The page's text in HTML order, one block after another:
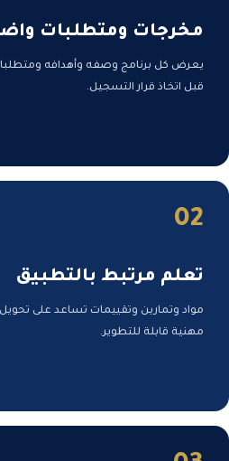
مخرجات ومتطلبات
يعرض كل برنامج وصفه وأهدافه
قبل اتخاذ قرار التسجيل.
02
تعلم مرتبط بالتطبيق
مواد وتمارين وتقييمات تساعد على
مهنية قابلة للتطوير.